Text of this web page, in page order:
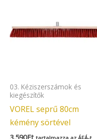
03. Kéziszerszámok és
kiegészítők
VOREL seprű 80cm
kémény sörtével
3.590Ft